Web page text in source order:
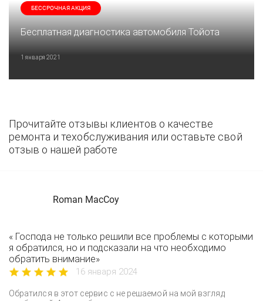
БЕССРОЧНАЯ АКЦИЯ
Бесплатная диагностика автомобиля Тойота
1 января 2021
Прочитайте отзывы клиентов о качестве
ремонта и техобслуживания или оставьте свой
отзыв о нашей работе
Roman MacCoy
« Господа не только решили все проблемы с которыми
я обратился, но и подсказали на что необходимо
обратить внимание»
16 января 2024
Обратился в этот сервис с не решаемой на мой взгляд